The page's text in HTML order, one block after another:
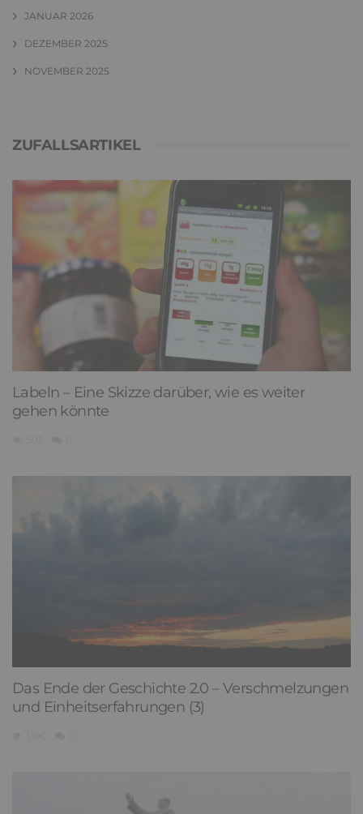
JANUAR 2026
DEZEMBER 2025
NOVEMBER 2025
ZUFALLSARTIKEL
Labeln – Eine Skizze darüber, wie es weiter
gehen könnte
Das Ende der Geschichte 2.0 – Verschmelzungen
und Einheitserfahrungen (3)